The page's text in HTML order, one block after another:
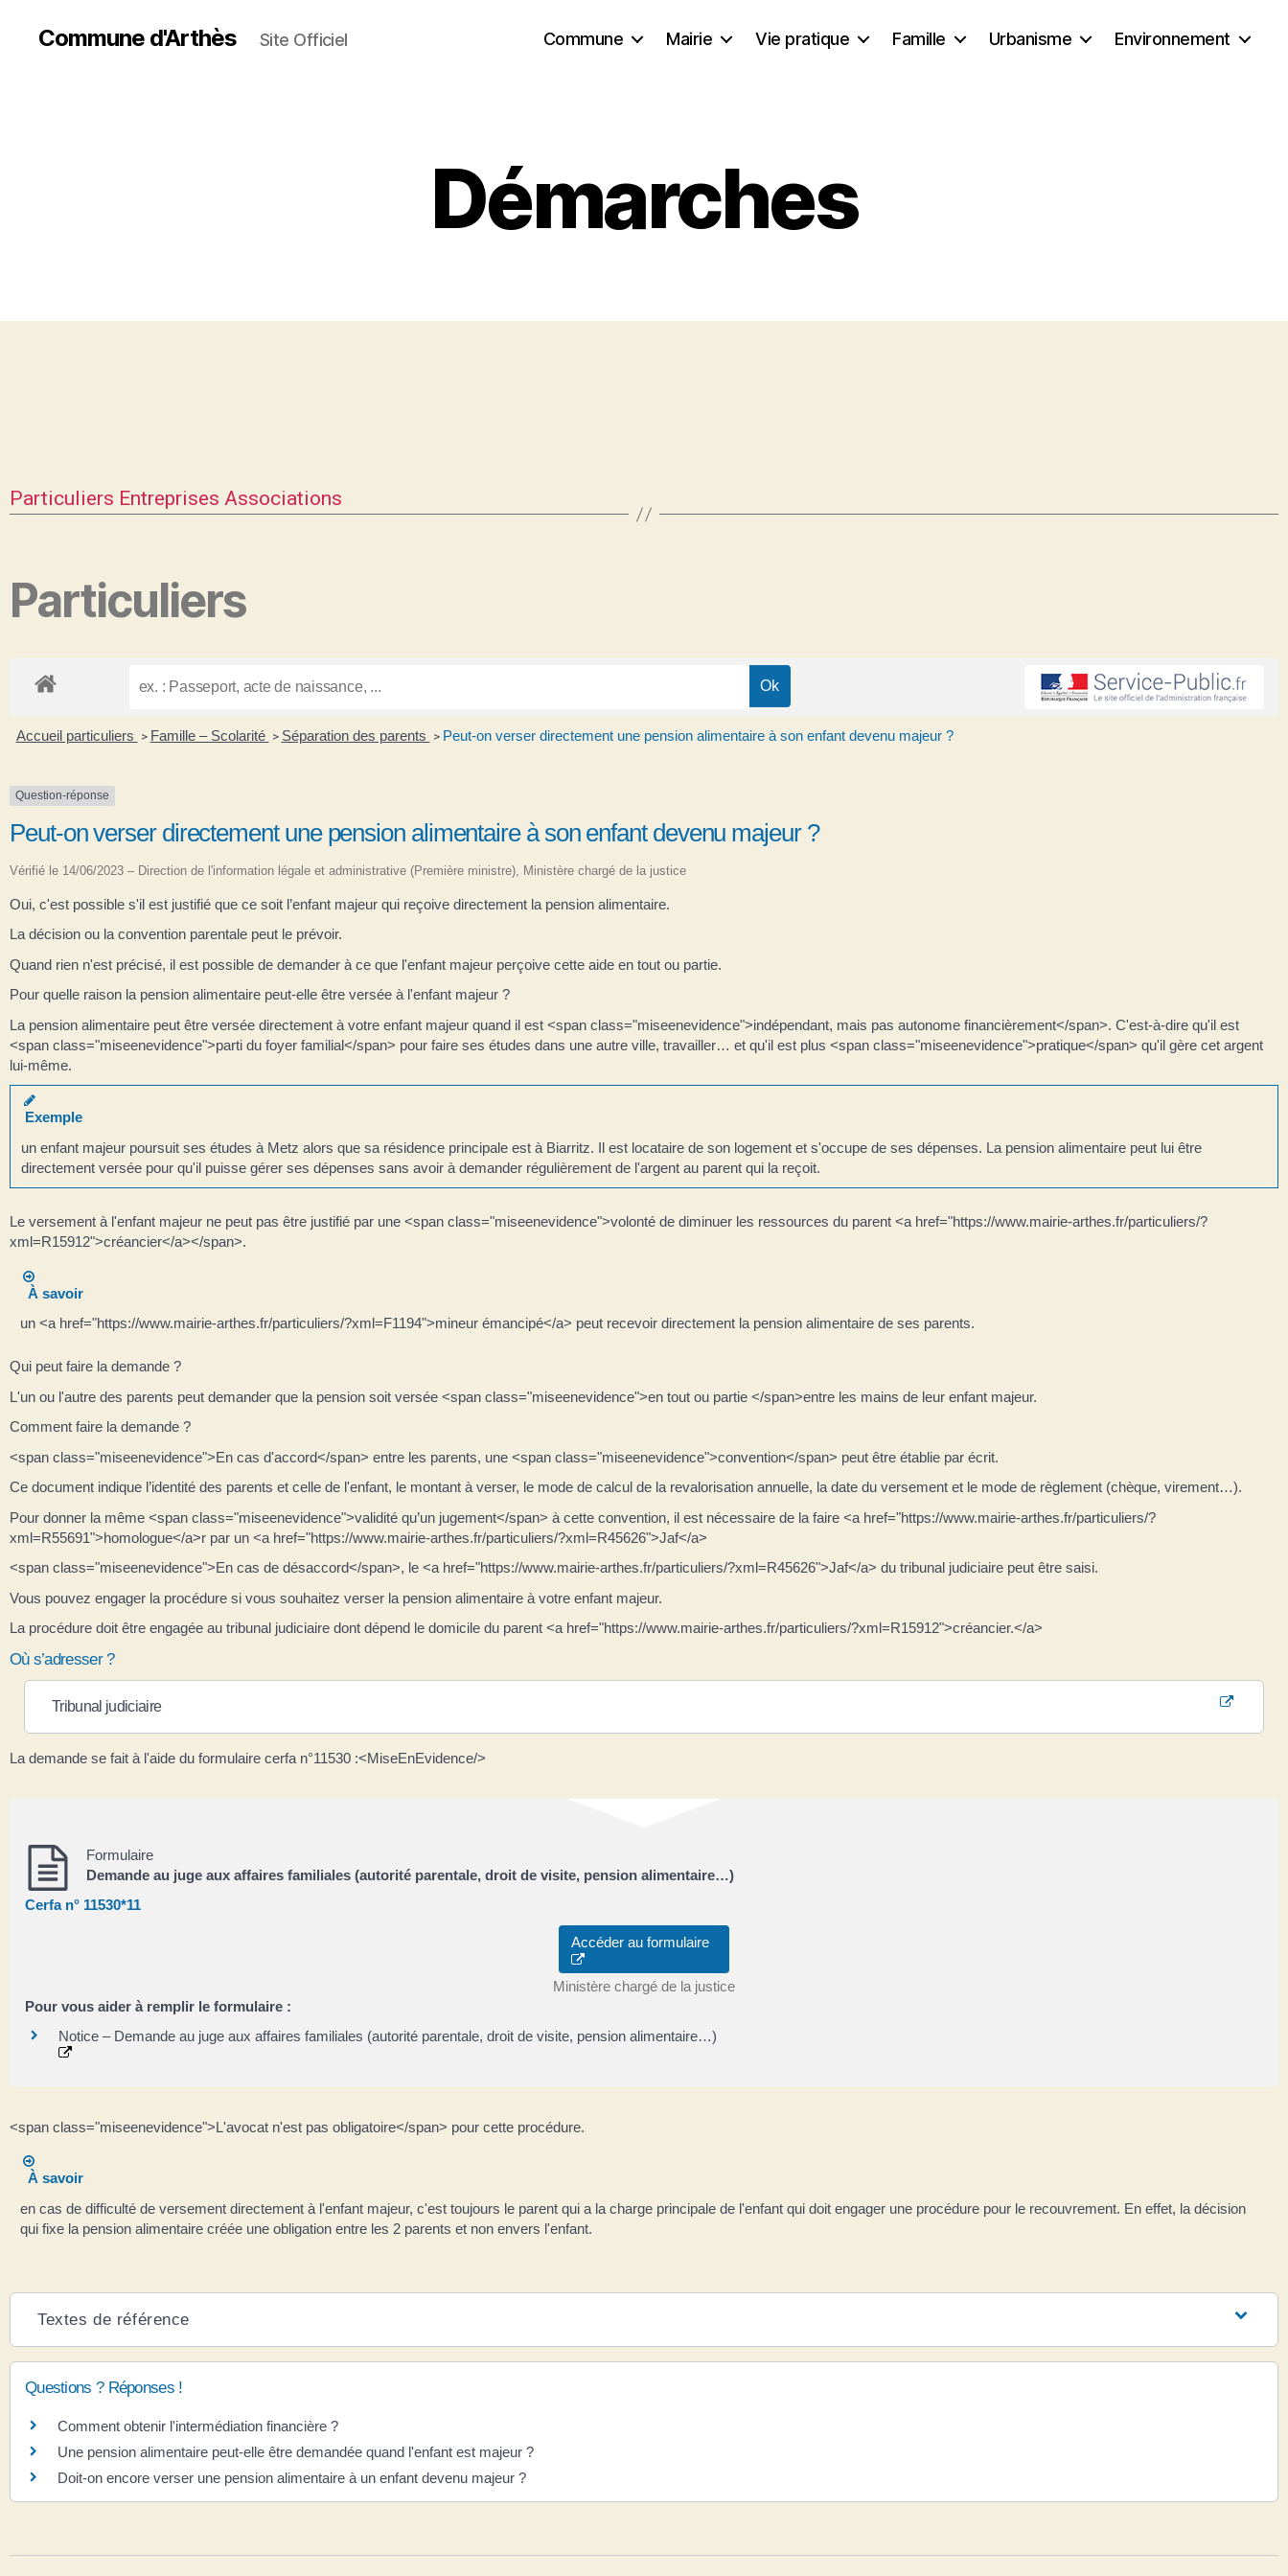
Commune d'Arthès Site Officiel Commune Mairie Vie pratique Famille Urbanisme Environnement
Démarches
Particuliers Entreprises Associations
Particuliers
Accueil particuliers > Famille – Scolarité > Séparation des parents > Peut-on verser directement une pension alimentaire à son enfant devenu majeur ?
Question-réponse
Peut-on verser directement une pension alimentaire à son enfant devenu majeur ?
Vérifié le 14/06/2023 – Direction de l'information légale et administrative (Première ministre), Ministère chargé de la justice
Oui, c'est possible s'il est justifié que ce soit l’enfant majeur qui reçoive directement la pension alimentaire.
La décision ou la convention parentale peut le prévoir.
Quand rien n'est précisé, il est possible de demander à ce que l'enfant majeur perçoive cette aide en tout ou partie.
Pour quelle raison la pension alimentaire peut-elle être versée à l'enfant majeur ?
La pension alimentaire peut être versée directement à votre enfant majeur quand il est <span class="miseenevidence">indépendant, mais pas autonome financièrement</span>. C'est-à-dire qu'il est
<span class="miseenevidence">parti du foyer familial</span> pour faire ses études dans une autre ville, travailler… et qu'il est plus <span class="miseenevidence">pratique</span> qu'il gère cet argent
lui-même.
Exemple
un enfant majeur poursuit ses études à Metz alors que sa résidence principale est à Biarritz. Il est locataire de son logement et s'occupe de ses dépenses. La pension alimentaire peut lui être
directement versée pour qu'il puisse gérer ses dépenses sans avoir à demander régulièrement de l'argent au parent qui la reçoit.
Le versement à l'enfant majeur ne peut pas être justifié par une <span class="miseenevidence">volonté de diminuer les ressources du parent <a href="https://www.mairie-arthes.fr/particuliers/?
xml=R15912">créancier</a></span>.
À savoir
un <a href="https://www.mairie-arthes.fr/particuliers/?xml=F1194">mineur émancipé</a> peut recevoir directement la pension alimentaire de ses parents.
Qui peut faire la demande ?
L'un ou l'autre des parents peut demander que la pension soit versée <span class="miseenevidence">en tout ou partie </span>entre les mains de leur enfant majeur.
Comment faire la demande ?
<span class="miseenevidence">En cas d'accord</span> entre les parents, une <span class="miseenevidence">convention</span> peut être établie par écrit.
Ce document indique l’identité des parents et celle de l'enfant, le montant à verser, le mode de calcul de la revalorisation annuelle, la date du versement et le mode de règlement (chèque, virement…).
Pour donner la même <span class="miseenevidence">validité qu’un jugement</span> à cette convention, il est nécessaire de la faire <a href="https://www.mairie-arthes.fr/particuliers/?
xml=R55691">homologue</a>r par un <a href="https://www.mairie-arthes.fr/particuliers/?xml=R45626">Jaf</a>
<span class="miseenevidence">En cas de désaccord</span>, le <a href="https://www.mairie-arthes.fr/particuliers/?xml=R45626">Jaf</a> du tribunal judiciaire peut être saisi.
Vous pouvez engager la procédure si vous souhaitez verser la pension alimentaire à votre enfant majeur.
La procédure doit être engagée au tribunal judiciaire dont dépend le domicile du parent <a href="https://www.mairie-arthes.fr/particuliers/?xml=R15912">créancier.</a>
Où s’adresser ?
Tribunal judiciaire
La demande se fait à l'aide du formulaire cerfa n°11530 :<MiseEnEvidence/>
Formulaire
Demande au juge aux affaires familiales (autorité parentale, droit de visite, pension alimentaire…)
Cerfa n° 11530*11
Accéder au formulaire
Ministère chargé de la justice
Pour vous aider à remplir le formulaire :
Notice – Demande au juge aux affaires familiales (autorité parentale, droit de visite, pension alimentaire…)
<span class="miseenevidence">L'avocat n'est pas obligatoire</span> pour cette procédure.
À savoir
en cas de difficulté de versement directement à l'enfant majeur, c'est toujours le parent qui a la charge principale de l'enfant qui doit engager une procédure pour le recouvrement. En effet, la décision
qui fixe la pension alimentaire créée une obligation entre les 2 parents et non envers l'enfant.
Textes de référence
Questions ? Réponses !
Comment obtenir l'intermédiation financière ?
Une pension alimentaire peut-elle être demandée quand l'enfant est majeur ?
Doit-on encore verser une pension alimentaire à un enfant devenu majeur ?